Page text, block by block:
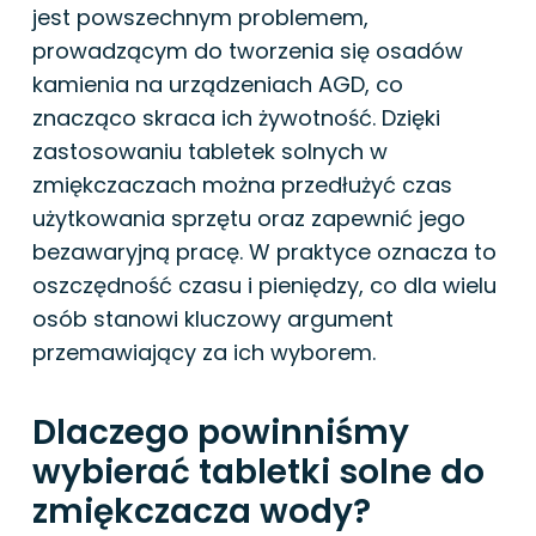
jest powszechnym problemem,
prowadzącym do tworzenia się osadów
kamienia na urządzeniach AGD, co
znacząco skraca ich żywotność. Dzięki
zastosowaniu tabletek solnych w
zmiękczaczach można przedłużyć czas
użytkowania sprzętu oraz zapewnić jego
bezawaryjną pracę. W praktyce oznacza to
oszczędność czasu i pieniędzy, co dla wielu
osób stanowi kluczowy argument
przemawiający za ich wyborem.
Dlaczego powinniśmy
wybierać tabletki solne do
zmiękczacza wody?